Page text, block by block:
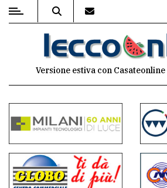
MENU
commenti
Contenuti
del
sito
Versione estiva con